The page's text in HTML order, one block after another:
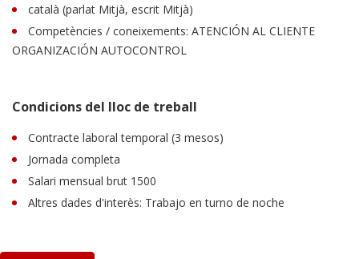
català (parlat Mitjà, escrit Mitjà)
Competències / coneixements: ATENCIÓN AL CLIENTE
ORGANIZACIÓN AUTOCONTROL
Condicions del lloc de treball
Contracte laboral temporal (3 mesos)
Jornada completa
Salari mensual brut 1500
Altres dades d'interès: Trabajo en turno de noche